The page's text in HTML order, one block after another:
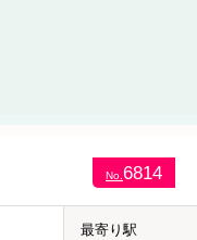
No.6814
最寄り駅